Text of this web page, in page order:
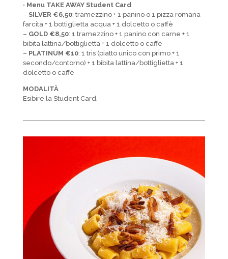
• Menu TAKE AWAY Student Card
– SILVER €6,50: tramezzino + 1 panino o 1 pizza romana
farcita + 1 bottiglietta acqua + 1 dolcetto o caffè
– GOLD €8,50: 1 tramezzino + 1 panino con carne + 1
bibita lattina/bottiglietta + 1 dolcetto o caffè
– PLATINUM €10: 1 tris (piatto unico con primo + 1
secondo/contorno) + 1 bibita lattina/bottiglietta + 1
dolcetto o caffè
MODALITÀ
Esibire la Student Card.